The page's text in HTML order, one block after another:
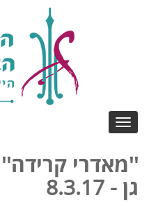
Toggle
navigation
''מאדרי
גן - 8.3.17